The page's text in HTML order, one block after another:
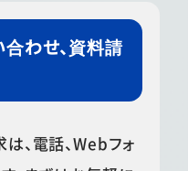
わせ、資料請
、電話、Webフォ